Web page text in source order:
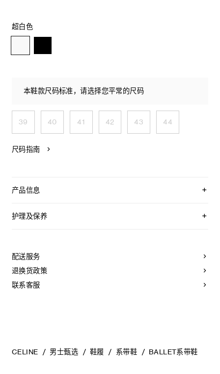
超白色
本鞋款尺码标准，请选择您平常的尺码
39 40 41 42 43 44
尺码指南
产品信息
100%羊皮革衬里
纤薄柔韧外底
皮革内底
皮革外底
意大利制造
编号：365775272C.OOIA
护理及保养
泽。为了让您的鞋履历久弥新，我们建议您遵循以下保养方
法：
- 避免接触水、油、香水和化妆品。如果鞋子不慎沾湿，请使用
擦拭皮革，微湿时可擦拭织物面料。
配送服务
退换货政策
联系客服
CELINE 男士甄选 鞋履 系带鞋 BALLET系带鞋